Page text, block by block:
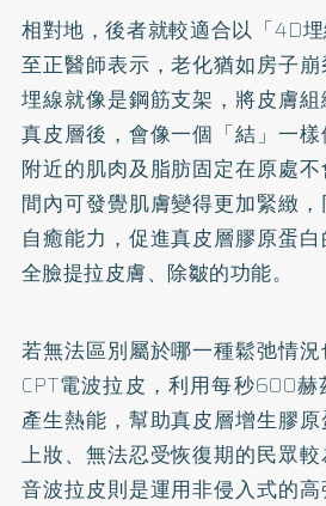
相對地，後者就較適合以「4D
至正醫師表示，老化猶如房子崩
埋線就像是鋼筋支架，將皮膚
真皮層後，會像一個「結」一
附近的肌肉及脂肪固定在原處
間內可發覺肌膚變得更加緊緻
自癒能力，促進真皮層膠原蛋
全臉提拉皮膚、除皺的功能。
若無法區別屬於哪一種鬆弛情
CPT電波拉皮，利用每秒600赫
產生熱能，幫助真皮層增生膠
上妝、無法忍受恢復期的民眾
音波拉皮則是運用非侵入式的